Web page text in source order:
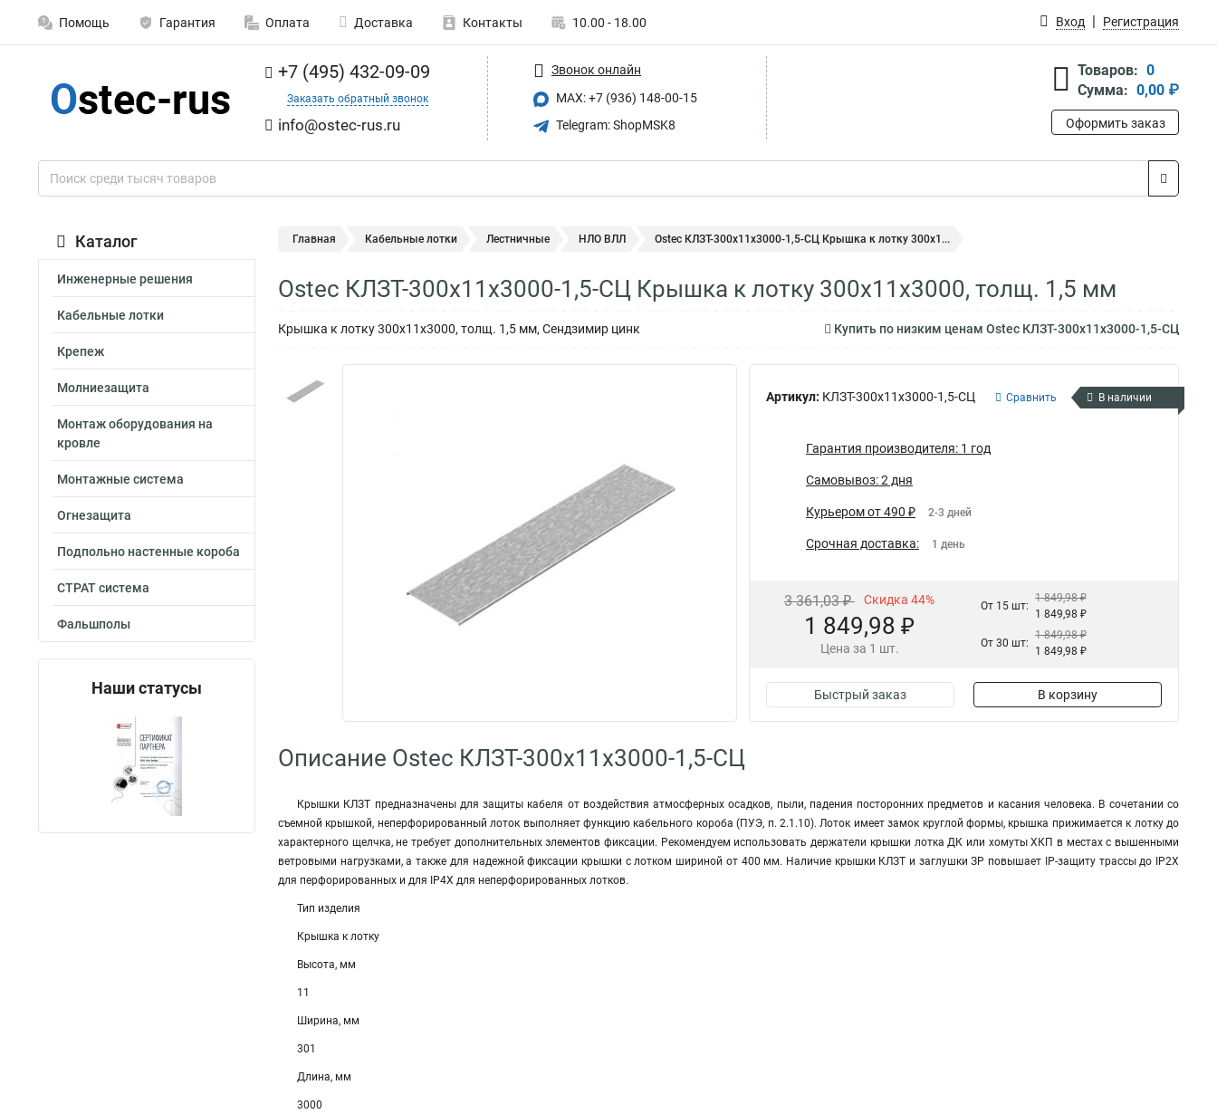
Помощь Гарантия Оплата Доставка Контакты 10.00 - 18.00 Вход Регистрация
+7 (495) 432-09-09
Заказать обратный звонок
info@ostec-rus.ru
Звонок онлайн
MAX: +7 (936) 148-00-15
Telegram: ShopMSK8
Товаров: 0
Сумма: 0,00 ₽
Оформить заказ
Каталог
Инженерные решения
Кабельные лотки
Крепеж
Молниезащита
Монтаж оборудования на
кровле
Монтажные система
Огнезащита
Подпольно настенные короба
СТРАТ система
Фальшполы
Наши статусы
Главная Кабельные лотки Лестничные НЛО ВЛЛ Ostec КЛЗТ-300х11х3000-1,5-СЦ Крышка к лотку 300х1...
Ostec КЛЗТ-300х11х3000-1,5-СЦ Крышка к лотку 300х11х3000, толщ. 1,5 мм
Крышка к лотку 300х11х3000, толщ. 1,5 мм, Сендзимир цинк Купить по низким ценам Ostec КЛЗТ-300х11х3000-1,5-СЦ
Артикул: КЛЗТ-300х11х3000-1,5-СЦ Сравнить В наличии
Гарантия производителя: 1 год
Самовывоз: 2 дня
Курьером от 490 ₽ 2-3 дней
Срочная доставка: 1 день
3 361,03 ₽ Скидка 44%
1 849,98 ₽
Цена за 1 шт.
От 15 шт:
1 849,98 ₽
1 849,98 ₽
От 30 шт:
1 849,98 ₽
1 849,98 ₽
Быстрый заказ В корзину
Описание Ostec КЛЗТ-300х11х3000-1,5-СЦ
Крышки КЛЗТ предназначены для защиты кабеля от воздействия атмосферных осадков, пыли, падения посторонних предметов и касания человека. В сочетании со
съемной крышкой, неперфорированный лоток выполняет функцию кабельного короба (ПУЭ, п. 2.1.10). Лоток имеет замок круглой формы, крышка прижимается к лотку до
характерного щелчка, не требует дополнительных элементов фиксации. Рекомендуем использовать держатели крышки лотка ДК или хомуты ХКП в местах с вышенными
ветровыми нагрузками, а также для надежной фиксации крышки с лотком шириной от 400 мм. Наличие крышки КЛЗТ и заглушки ЗР повышает IP-защиту трассы до IP2Х
для перфорированных и для IP4Х для неперфорированных лотков.
Тип изделия
Крышка к лотку
Высота, мм
11
Ширина, мм
301
Длина, мм
3000